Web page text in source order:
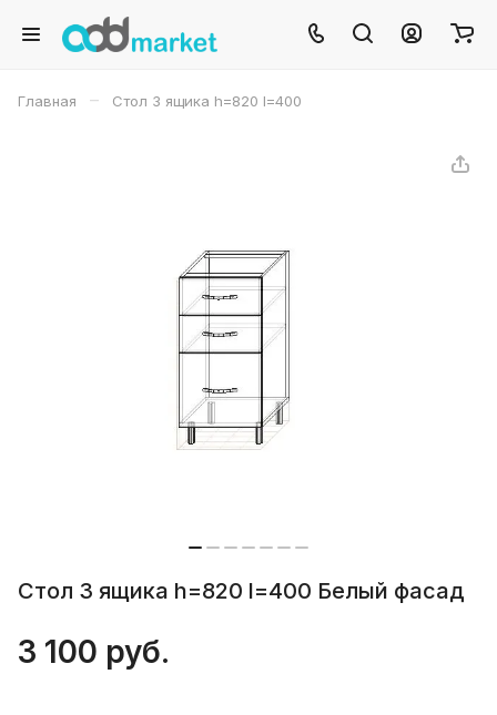
Главная – Стол 3 ящика h=820 l=400
Стол 3 ящика h=820 l=400 Белый фасад
3 100 руб.